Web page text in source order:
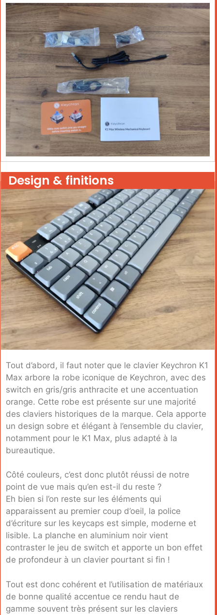
Design & finitions
Tout d’abord, il faut noter que le clavier Keychron K1
Max arbore la robe iconique de Keychron, avec des
switch en gris/gris anthracite et une accentuation
orange. Cette robe est présente sur une majorité
des claviers historiques de la marque. Cela apporte
un design sobre et élégant à l’ensemble du clavier,
notamment pour le K1 Max, plus adapté à la
bureautique.
Côté couleurs, c’est donc plutôt réussi de notre
point de vue mais qu’en est-il du reste ?
Eh bien si l’on reste sur les éléments qui
apparaissent au premier coup d’oeil, la police
d’écriture sur les keycaps est simple, moderne et
lisible. La planche en aluminium noir vient
contraster le jeu de switch et apporte un bon effet
de profondeur à un clavier pourtant si fin !
Tout est donc cohérent et l’utilisation de matériaux
de bonne qualité accentue ce rendu haut de
gamme souvent très présent sur les claviers